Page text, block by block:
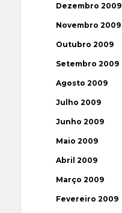
Dezembro 2009
Novembro 2009
Outubro 2009
Setembro 2009
Agosto 2009
Julho 2009
Junho 2009
Maio 2009
Abril 2009
Março 2009
Fevereiro 2009